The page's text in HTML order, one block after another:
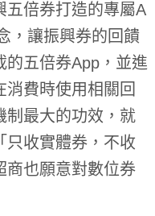
五倍券打造的專屬A
，讓振興券的回饋
的五倍券App，並進
費時使用相關回
制最大的功效，就
只收實體券，不收
商也願意對數位券